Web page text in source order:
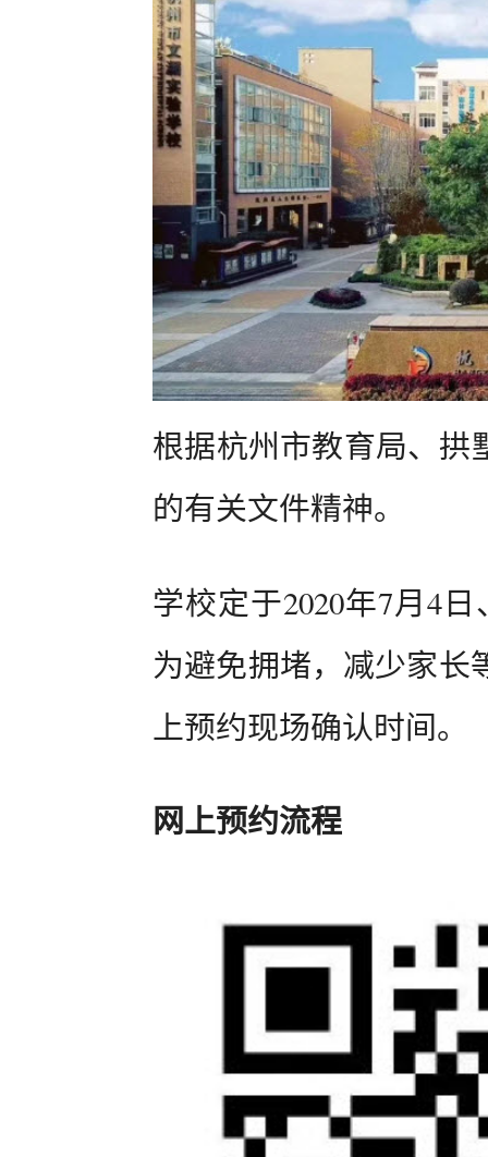
根据杭州市教育局、拱
的有关文件精神。
学校定于2020年7月4
为避免拥堵，减少家长
上预约现场确认时间。
网上预约流程